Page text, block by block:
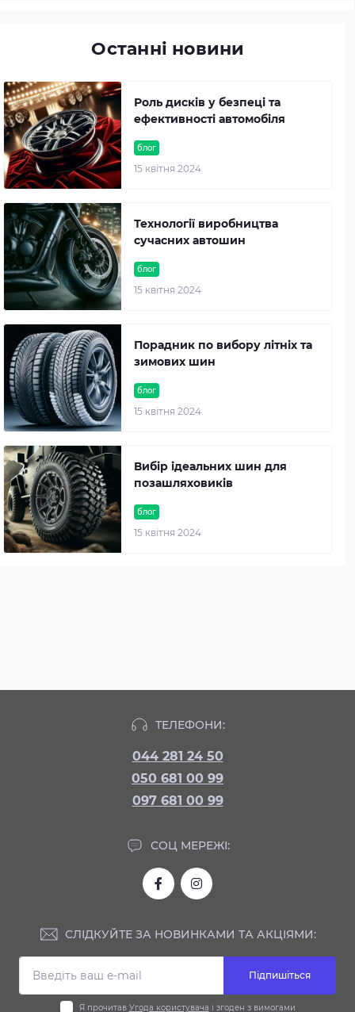
Останні новини
блог
15 квітня 2024
Роль дисків у безпеці та
ефективності автомобіля
блог
15 квітня 2024
Технології виробництва
сучасних автошин
блог
15 квітня 2024
Порадник по вибору літніх та
зимових шин
блог
15 квітня 2024
Вибір ідеальних шин для
позашляховиків
ТЕЛЕФОНИ:
044 281 24 50
050 681 00 99
097 681 00 99
СОЦ МЕРЕЖІ:
СЛІДКУЙТЕ ЗА НОВИНКАМИ ТА АКЦІЯМИ:
Підпишіться
Я прочитав Угода користувача і згоден з вимогами